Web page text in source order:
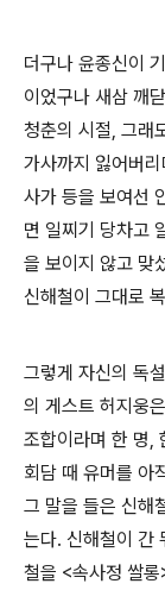
더구나 윤종신이
이었구나 새삼 깨
청춘의 시절, 그래
가사까지 잃어버
사가 등을 보여선
면 일찌기 당차고
을 보이지 않고 맞
신해철이 그대로
그렇게 자신의 독
의 게스트 허지웅
조합이라며 한 명,
회담 때 유머를 아
그 말을 들은 신해
는다. 신해철이 간
철을 <속사정 쌀